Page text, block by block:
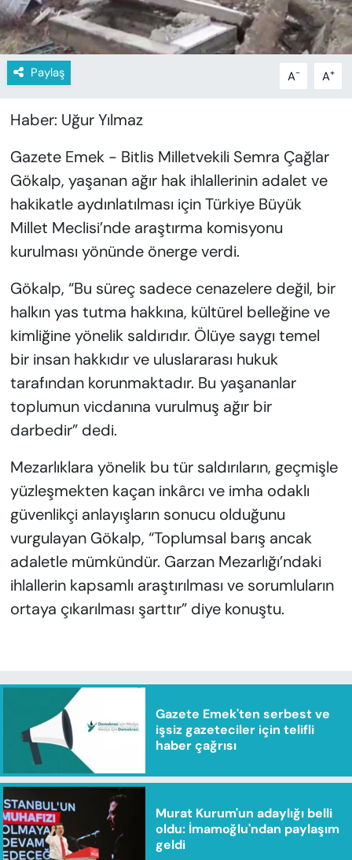
Paylaş A- A+
Haber: Uğur Yılmaz
Gazete Emek - Bitlis Milletvekili Semra Çağlar
Gökalp, yaşanan ağır hak ihlallerinin adalet ve
hakikatle aydınlatılması için Türkiye Büyük
Millet Meclisi’nde araştırma komisyonu
kurulması yönünde önerge verdi.
Gökalp, “Bu süreç sadece cenazelere değil, bir
halkın yas tutma hakkına, kültürel belleğine ve
kimliğine yönelik saldırıdır. Ölüye saygı temel
bir insan hakkıdır ve uluslararası hukuk
tarafından korunmaktadır. Bu yaşananlar
toplumun vicdanına vurulmuş ağır bir
darbedir” dedi.
Mezarlıklara yönelik bu tür saldırıların, geçmişle
yüzleşmekten kaçan inkârcı ve imha odaklı
güvenlikçi anlayışların sonucu olduğunu
vurgulayan Gökalp, “Toplumsal barış ancak
adaletle mümkündür. Garzan Mezarlığı’ndaki
ihlallerin kapsamlı araştırılması ve sorumluların
ortaya çıkarılması şarttır” diye konuştu.
Gazete Emek'ten serbest ve
işsiz gazeteciler için telifli
haber çağrısı
Murat Kurum'un adaylığı belli
oldu: İmamoğlu'ndan paylaşım
geldi
ÖZEL HABER
YAZAR KÖŞESİ
SİYASET
VAN VE DİYARBAKIR HABERLERİ